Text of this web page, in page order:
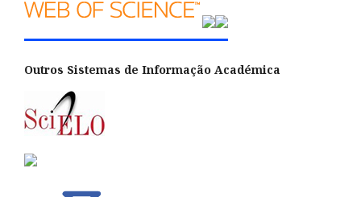
Outros Sistemas de Informação Académica